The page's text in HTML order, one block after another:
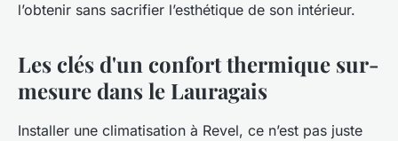
l’obtenir sans sacrifier l’esthétique de son intérieur.
Les clés d'un confort thermique sur-
mesure dans le Lauragais
Installer une climatisation à Revel, ce n’est pas juste